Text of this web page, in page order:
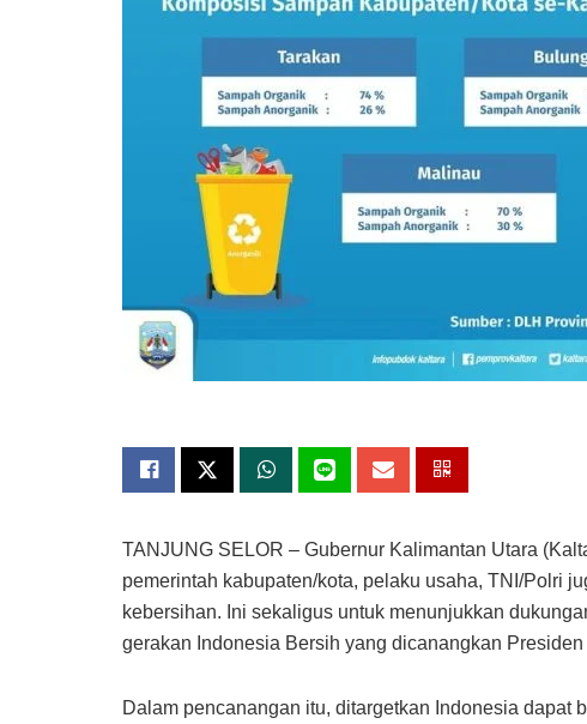
TANJUNG SELOR – Gubernur Kalimantan Utara
pemerintah kabupaten/kota, pelaku usaha, TNI/Polri
kebersihan. Ini sekaligus untuk menunjukkan
gerakan Indonesia Bersih yang dicanangkan
Dalam pencanangan itu, ditargetkan Indonesia dapat